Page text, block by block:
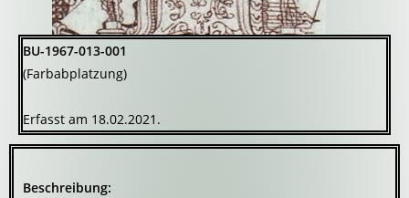
BU-1967-013-001
(Farbabplatzung)
Erfasst am 18.02.2021.
Beschreibung: